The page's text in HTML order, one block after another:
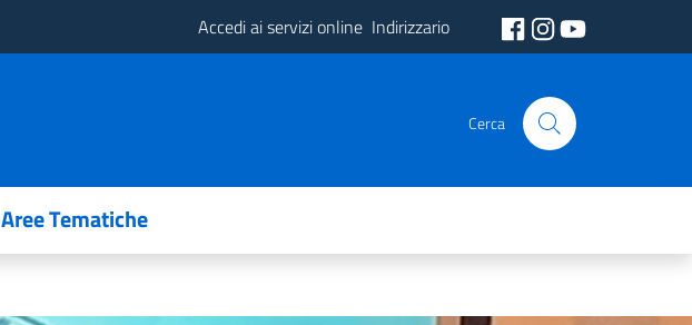
Accedi ai servizi online Indirizzario
Cerca
Aree Tematiche